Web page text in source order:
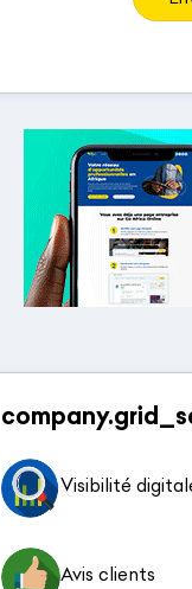
Visibilité
Avis clients